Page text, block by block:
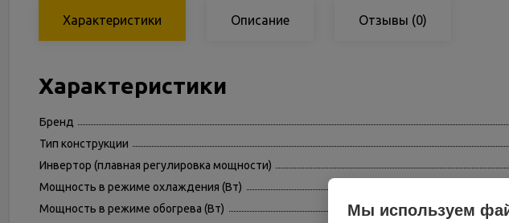
Характеристики Описание Отзывы (0)
Характеристики
Бренд
Тип конструкции
Инвертор (плавная регулировка мощности)
Мощность в режиме охлаждения (Вт)
Мощность в режиме обогрева (Вт)
Мы используем